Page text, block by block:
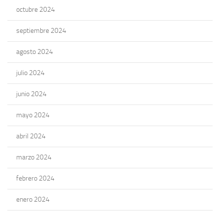
octubre 2024
septiembre 2024
agosto 2024
julio 2024
junio 2024
mayo 2024
abril 2024
marzo 2024
febrero 2024
enero 2024